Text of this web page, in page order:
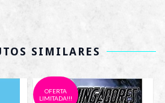
SIMILARES
OFERTA
LIMITADA!!!